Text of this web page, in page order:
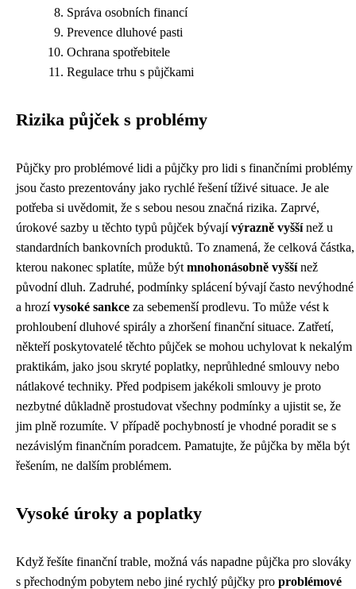
Správa osobních financí
Prevence dluhové pasti
Ochrana spotřebitele
Regulace trhu s půjčkami
Rizika půjček s problémy
Půjčky pro problémové lidi a půjčky pro lidi s finančními problémy
jsou často prezentovány jako rychlé řešení tíživé situace. Je ale
potřeba si uvědomit, že s sebou nesou značná rizika. Zaprvé,
úrokové sazby u těchto typů půjček bývajívýrazně vyššínež u
standardních bankovních produktů. To znamená, že celková částka,
kterou nakonec splatíte, může být mnohonásobně vyššínež
původní dluh. Zadruhé, podmínky splácení bývají často nevýhodné
a hrozívysoké sankce za sebemenší prodlevu. To může vést k
prohloubení dluhové spirály a zhoršení finanční situace. Zatřetí,
někteří poskytovatelé těchto půjček se mohou uchylovat k nekalým
praktikám, jako jsou skryté poplatky, neprůhledné smlouvy nebo
nátlakové techniky. Před podpisem jakékoli smlouvy je proto
nezbytné důkladně prostudovat všechny podmínky a ujistit se, že
jim plně rozumíte. V případě pochybností je vhodné poradit se s
nezávislým finančním poradcem. Pamatujte, že půjčka by měla být
řešením, ne dalším problémem.
Vysoké úroky a poplatky
Když řešíte finanční trable, možná vás napadne půjčka pro slováky
s přechodným pobytem nebo jiné rychlý půjčky pro problémové